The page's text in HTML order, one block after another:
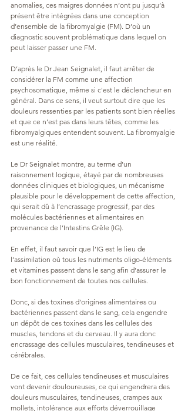
anomalies, ces maigres données n’ont pu jusqu’à
présent être intégrées dans une conception
d’ensemble de la fibromyalgie (FM). D’où un
diagnostic souvent problématique dans lequel on
peut laisser passer une FM.
D’après le Dr Jean Seignalet, il faut arrêter de
considérer la FM comme une affection
psychosomatique, même si c'est le déclencheur en
général. Dans ce sens, il veut surtout dire que les
douleurs ressenties par les patients sont bien réelles
et que ce n’est pas dans leurs têtes, comme les
fibromyalgiques entendent souvent. La fibromyalgie
est une réalité.
Le Dr Seignalet montre, au terme d’un
raisonnement logique, étayé par de nombreuses
données cliniques et biologiques, un mécanisme
plausible pour le développement de cette affection,
qui serait dû à l’encrassage progressif, par des
molécules bactériennes et alimentaires en
provenance de l’Intestins Grêle (IG).
En effet, il faut savoir que l’IG est le lieu de
l’assimilation où tous les nutriments oligo-éléments
et vitamines passent dans le sang afin d’assurer le
bon fonctionnement de toutes nos cellules.
Donc, si des toxines d’origines alimentaires ou
bactériennes passent dans le sang, cela engendre
un dépôt de ces toxines dans les cellules des
muscles, tendons et du cerveau. Il y aura donc
encrassage des cellules musculaires, tendineuses et
cérébrales.
De ce fait, ces cellules tendineuses et musculaires
vont devenir douloureuses, ce qui engendrera des
douleurs musculaires, tendineuses, crampes aux
mollets, intolérance aux efforts déverrouillage